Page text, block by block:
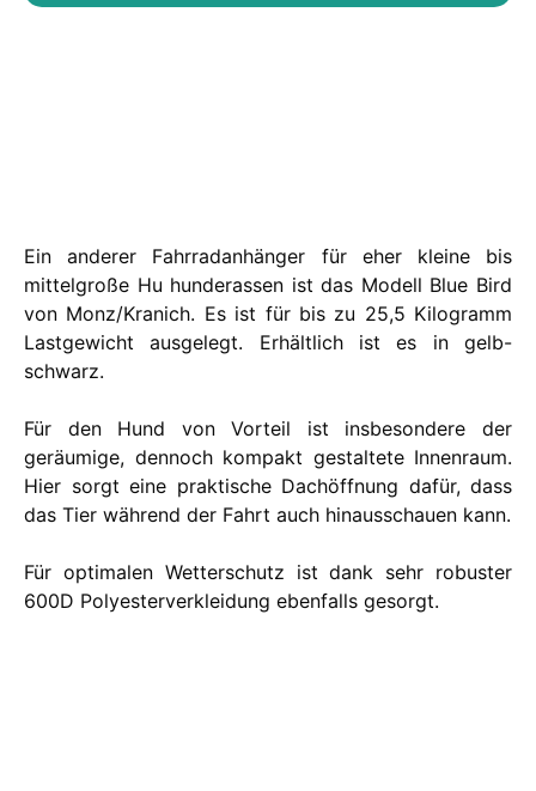
Ein anderer Fahrradanhänger für eher kleine bis
mittelgroße Hu hunderassen ist das Modell Blue Bird
von Monz/Kranich. Es ist für bis zu 25,5 Kilogramm
Lastgewicht ausgelegt. Erhältlich ist es in gelb-
schwarz.
Für den Hund von Vorteil ist insbesondere der
geräumige, dennoch kompakt gestaltete Innenraum.
Hier sorgt eine praktische Dachöffnung dafür, dass
das Tier während der Fahrt auch hinausschauen kann.
Für optimalen Wetterschutz ist dank sehr robuster
600D Polyesterverkleidung ebenfalls gesorgt.